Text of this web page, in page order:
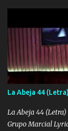
pa más pues hay
otra Música
los lados aquel
Ya pasé varias
de este León los
también la nueve
al traicionero
pues hay charola
La Abeja 44
La Abeja 44
Grupo Marcial